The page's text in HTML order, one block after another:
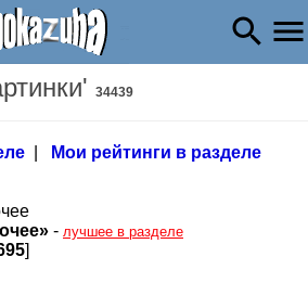
34439
| Мои рейтинги в разделе
- лучшее в разделе
]